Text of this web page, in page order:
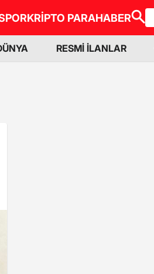
KRİPTO PARAHABER
RESMİ İLANLAR